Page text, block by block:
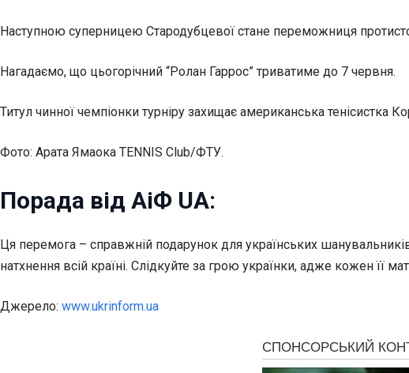
Наступною суперницею Стародубцевої стане переможниця
Нагадаємо, що цьогорічний “Ролан Гаррос” триватиме до 7 червня.
Титул чинної чемпіонки турніру захищає американська тенісистка
Фото: Арата Ямаока TENNIS Club/ФТУ.
Порада від АіФ UA:
Ця перемога – справжній подарунок для українських
натхнення всій країні. Слідкуйте за грою українки, адже кожен її
Джерело: www.ukrinform.ua